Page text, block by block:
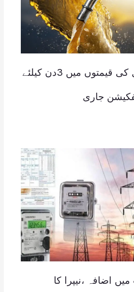
پیٹرول اور ڈیزل کی قیمتوں میں 3دن کیلئے
جاری
اضافہ ،نیپرا کا